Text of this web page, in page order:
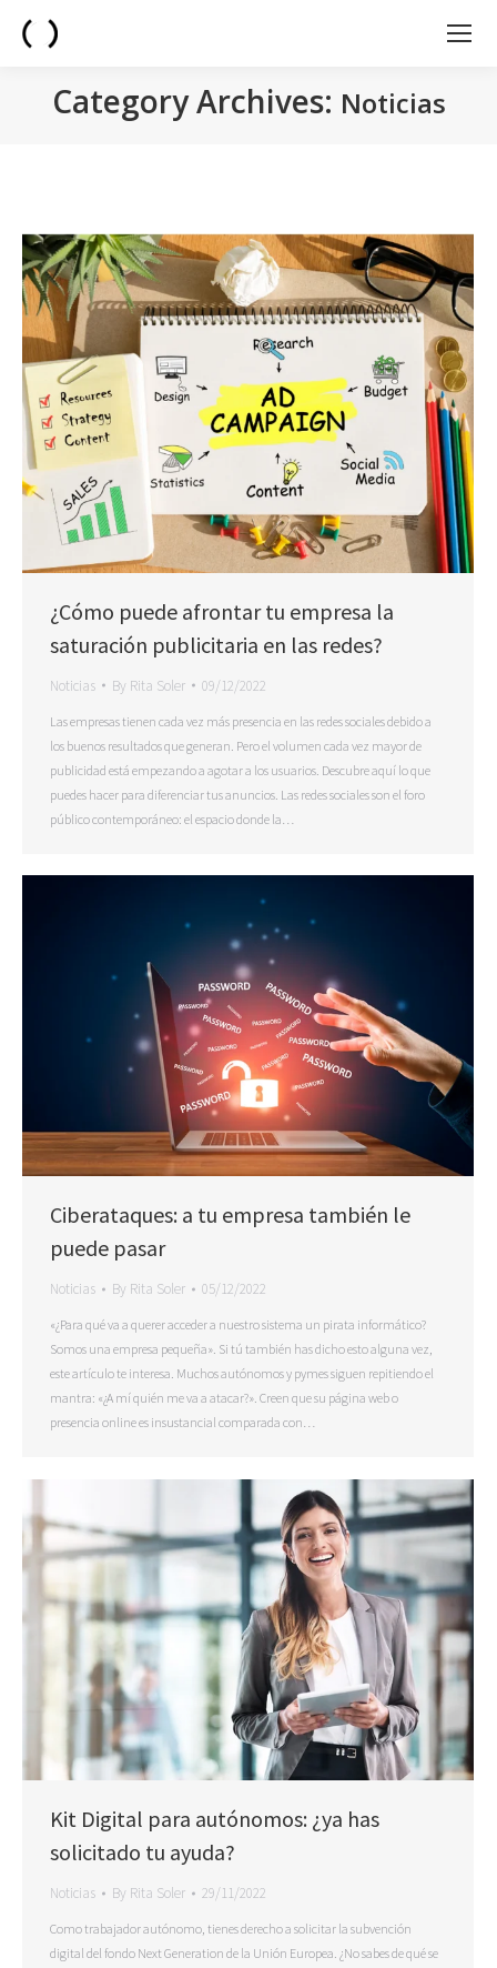
Category Archives: Noticias
¿Cómo puede afrontar tu empresa la
saturación publicitaria en las redes?
Noticias By Rita Soler 09/12/2022
Las empresas tienen cada vez más presencia en las redes sociales debido a
los buenos resultados que generan. Pero el volumen cada vez mayor de
publicidad está empezando a agotar a los usuarios. Descubre aquí lo que
puedes hacer para diferenciar tus anuncios. Las redes sociales son el foro
público contemporáneo: el espacio donde la…
Ciberataques: a tu empresa también le
puede pasar
Noticias By Rita Soler 05/12/2022
«¿Para qué va a querer acceder a nuestro sistema un pirata informático?
Somos una empresa pequeña». Si tú también has dicho esto alguna vez,
este artículo te interesa. Muchos autónomos y pymes siguen repitiendo el
mantra: «¿A mí quién me va a atacar?». Creen que su página web o
presencia online es insustancial comparada con…
Kit Digital para autónomos: ¿ya has
solicitado tu ayuda?
Noticias By Rita Soler 29/11/2022
Como trabajador autónomo, tienes derecho a solicitar la subvención
digital del fondo Next Generation de la Unión Europea. ¿No sabes de qué se